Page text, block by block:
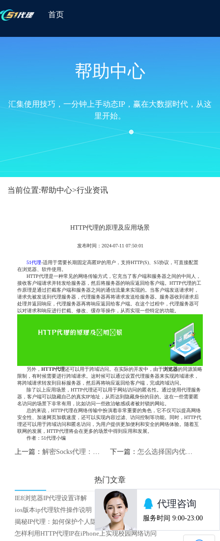
首页
帮助中心
汇集使用技巧，一分钟上手动态IP，赢在大数据时代，从这
里开始。
当前位置:帮助中心>行业资讯
HTTP代理的原理及应用场景
发布时间：2024-07-11 07:50:01
51代理-适用于需要长期固定高匿IP的用户，支持HTTP(S)、S5协议，可直接配置
在浏览器、软件使用。
HTTP代理是一种常见的网络传输方式，它充当了客户端和服务器之间的中间人，
接收客户端请求并转发给服务器，然后将服务器的响应返回给客户端。HTTP代理的工
作原理是通过拦截客户端和服务器之间的通信流量来实现的。当客户端发送请求时，
请求先被发送到代理服务器，代理服务器再将请求发送给服务器。服务器收到请求后
处理并返回响应，代理服务器再将响应返回给客户端。在这个过程中，代理服务器可
以对请求和响应进行拦截、修改、缓存等操作，从而实现一些特定的功能。
另外，HTTP代理还可以用于跨域访问。在实际的开发中，由于浏览器的同源策略
限制，有时候需要进行跨域请求。这时候可以通过设置代理服务器来实现跨域请求，
将跨域请求转发到目标服务器，然后再将响应返回给客户端，完成跨域访问。
除了以上应用场景，HTTP代理还可以用于网站访问的匿名性。通过使用代理服务
器，客户端可以隐藏自己的真实IP地址，从而达到隐藏身份的目的。这在一些需要匿
名访问的场景下非常有用，比如访问一些政治敏感或者被封锁的网站。
总的来说，HTTP代理在网络传输中扮演着非常重要的角色，它不仅可以提高网络
安全性、加速网页加载速度，还可以实现内容过滤、访问控制等功能。同时，HTTP代
理还可以用于跨域访问和匿名访问，为用户提供更加便利和安全的网络体验。随着互
联网的发展，HTTP代理将会在更多的场景中得到应用和发展。
作者：51代理小编
上一篇： 解密Socks代理：保护您的网络安全 下一篇： 怎么选择国内优质HTTP代理IP
热门文章
IE8浏览器IP代理设置详解
ios版本ip代理软件操作说明
揭秘IP代理：如何保护个人隐私安全？
怎样利用HTTP代理IP在iPhone上实现校园网络访问